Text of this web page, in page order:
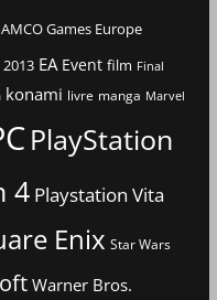
Games Europe
2013 EA Event film Final
konami livre manga Marvel
PlayStation
4 Playstation Vita
Enix Star Wars
Warner Bros.